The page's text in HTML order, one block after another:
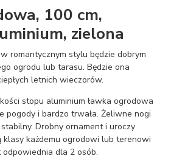
100 cm,
zielona
romantycznym stylu będzie dobrym
ogrodu lub tarasu. Będzie ona
letnich wieczorów.
stopu aluminium ławka ogrodowa
pogody i bardzo trwała. Żeliwne nogi
Drobny ornament i uroczy
każdemu ogrodowi lub terenowi
dla 2 osób.